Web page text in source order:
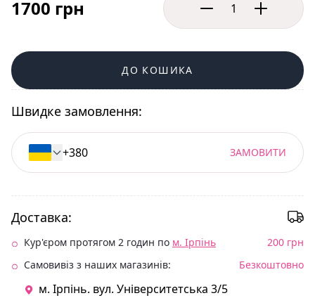
1700 грн
ДО КОШИКА
Швидке замовлення:
ЗАМОВИТИ
Доставка:
Кур'єром протягом 2 годин по м. Ірпінь
200 грн
Самовивіз з наших магазинів:
Безкоштовно
м. Ірпінь. вул. Університетська 3/5